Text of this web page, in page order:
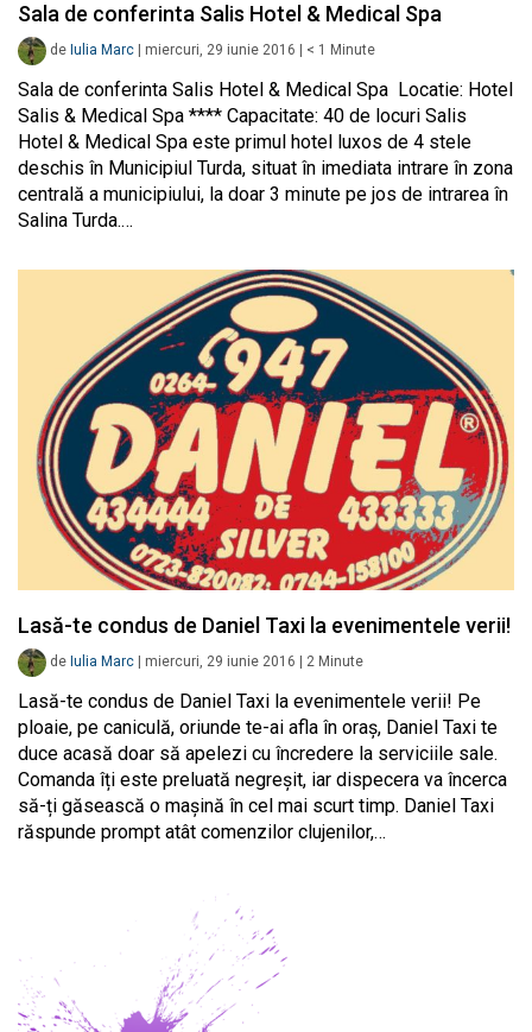
Sala de conferinta Salis Hotel & Medical Spa
de Iulia Marc miercuri, 29 iunie 2016 < 1 Minute
Sala de conferinta Salis Hotel & Medical Spa Locatie: Hotel
Salis & Medical Spa **** Capacitate: 40 de locuri Salis
Hotel & Medical Spa este primul hotel luxos de 4 stele
deschis în Municipiul Turda, situat în imediata intrare în zona
centrală a municipiului, la doar 3 minute pe jos de intrarea în
Salina Turda.…
Lasă-te condus de Daniel Taxi la evenimentele verii!
de Iulia Marc miercuri, 29 iunie 2016 2 Minute
Lasă-te condus de Daniel Taxi la evenimentele verii! Pe
ploaie, pe caniculă, oriunde te-ai afla în oraș, Daniel Taxi te
duce acasă doar să apelezi cu încredere la serviciile sale.
Comanda îți este preluată negreșit, iar dispecera va încerca
să-ți găsească o mașină în cel mai scurt timp. Daniel Taxi
răspunde prompt atât comenzilor clujenilor,…